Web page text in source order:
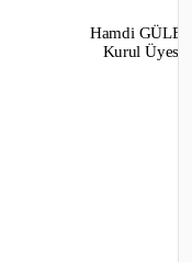
Hamdi
Kurul Üyesi